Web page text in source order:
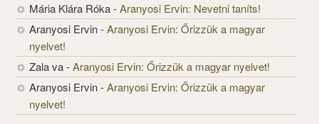
Mária Klára Róka-Aranyosi Ervin: Nevetni taníts!
Aranyosi Ervin-Aranyosi Ervin: Őrizzük a magyar
nyelvet!
Zala va-Aranyosi Ervin: Őrizzük a magyar nyelvet!
Aranyosi Ervin-Aranyosi Ervin: Őrizzük a magyar
nyelvet!